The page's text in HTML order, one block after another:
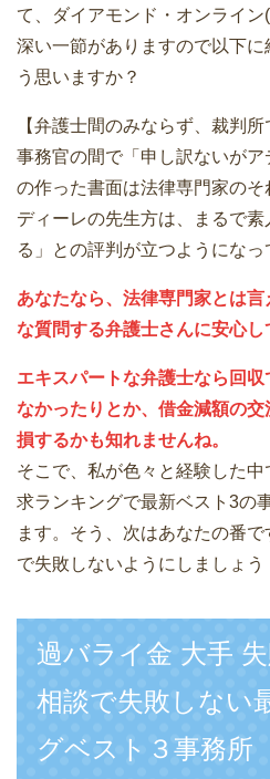
て、ダイアモンド・オンライ
深い一節がありますので以下
う思いますか？
【弁護士間のみならず、裁判
事務官の間で「申し訳ないがア
の作った書面は法律専門家の
ディーレの先生方は、まるで素
る」との評判が立つようになっ
あなたなら、法律専門家とは
な質問する弁護士さんに安心し
エキスパートな弁護士なら回
なかったりとか、借金減額の
損するかも知れませんね。
そこで、私が色々と経験した
求ランキングで最新ベスト3の
ます。そう、次はあなたの番
で失敗しないようにしましょう
過バライ金 大手
相談で失敗しない
グベスト３事務所